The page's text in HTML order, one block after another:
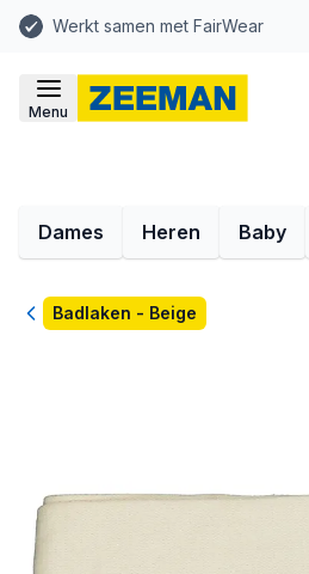
Werkt samen met FairWear
Menu
Dames Heren Baby
TerugBadlaken - Beige